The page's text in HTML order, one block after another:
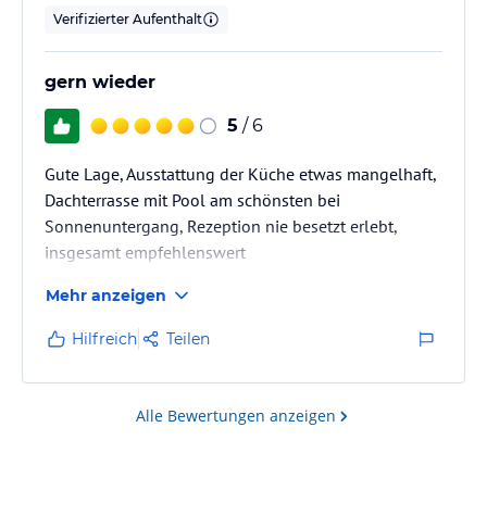
Verifizierter Aufenthalt
gern wieder
5 / 6
Gute Lage, Ausstattung der Küche etwas mangelhaft,
Dachterrasse mit Pool am schönsten bei
Sonnenuntergang, Rezeption nie besetzt erlebt,
insgesamt empfehlenswert
Mehr anzeigen
Hilfreich Teilen
Alle Bewertungen anzeigen